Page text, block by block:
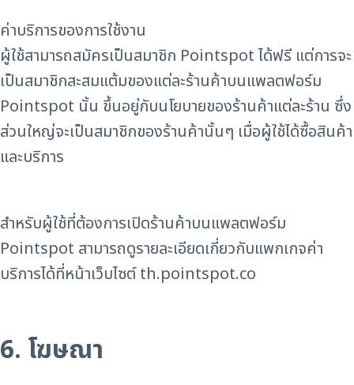
ค่าบริการของการใช้งาน
ผู้ใช้สามารถสมัครเป็นสมาชิก Pointspot ได้ฟรี แต่การจะ
เป็นสมาชิกสะสมแต้มของแต่ละร้านค้าบนแพลตฟอร์ม
Pointspot นั้น ขึ้นอยู่กับนโยบายของร้านค้าแต่ละร้าน ซึ่ง
ส่วนใหญ่จะเป็นสมาชิกของร้านค้านั้นๆ เมื่อผู้ใช้ได้ซื้อสินค้า
และบริการ
สำหรับผู้ใช้ที่ต้องการเปิดร้านค้าบนแพลตฟอร์ม
Pointspot สามารถดูรายละเอียดเกี่ยวกับแพกเกจค่า
บริการได้ที่หน้าเว็บไซต์ th.pointspot.co
6. โฆษณา